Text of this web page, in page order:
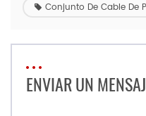
Conjunto De Cable De
ENVIAR UN